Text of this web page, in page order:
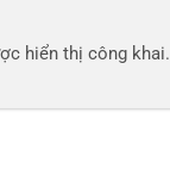
hiển thị công khai.